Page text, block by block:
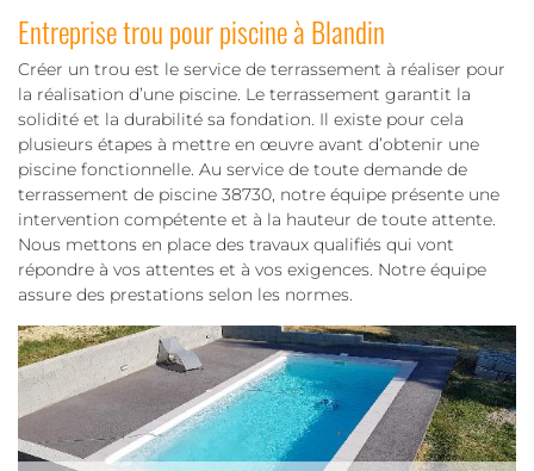
Entreprise trou pour piscine à Blandin
Créer un trou est le service de terrassement à réaliser pour
la réalisation d’une piscine. Le terrassement garantit la
solidité et la durabilité sa fondation. Il existe pour cela
plusieurs étapes à mettre en œuvre avant d’obtenir une
piscine fonctionnelle. Au service de toute demande de
terrassement de piscine 38730, notre équipe présente une
intervention compétente et à la hauteur de toute attente.
Nous mettons en place des travaux qualifiés qui vont
répondre à vos attentes et à vos exigences. Notre équipe
assure des prestations selon les normes.